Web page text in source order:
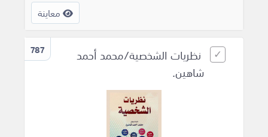
معاينة
787
نظريات الشخصية/محمد أحمد
شاهين.